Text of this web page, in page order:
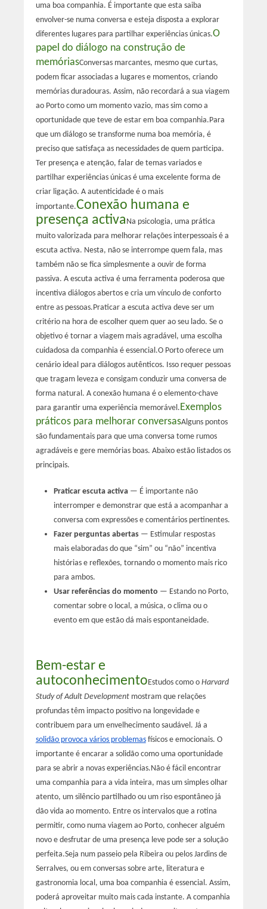
uma boa companhia. É importante que esta saiba
envolver-se numa conversa e esteja disposta a explorar
diferentes lugares para partilhar experiências únicas.O
papel do diálogo na construção de
memóriasConversas marcantes, mesmo que curtas,
podem ficar associadas a lugares e momentos, criando
memórias duradouras. Assim, não recordará a sua viagem
ao Porto como um momento vazio, mas sim como a
oportunidade que teve de estar em boa companhia. Para
que um diálogo se transforme numa boa memória, é
preciso que satisfaça as necessidades de quem participa.
Ter presença e atenção, falar de temas variados e
partilhar experiências únicas é uma excelente forma de
criar ligação. A autenticidade é o mais
importante.Conexão humana e
presença activa Na psicologia, uma prática
muito valorizada para melhorar relações interpessoais é a
escuta activa. Nesta, não se interrompe quem fala, mas
também não se fica simplesmente a ouvir de forma
passiva. A escuta activa é uma ferramenta poderosa que
incentiva diálogos abertos e cria um vínculo de conforto
entre as pessoas. Praticar a escuta activa deve ser um
critério na hora de escolher quem quer ao seu lado. Se o
objetivo é tornar a viagem mais agradável, uma escolha
cuidadosa da companhia é essencial.O Porto oferece um
cenário ideal para diálogos autênticos. Isso requer pessoas
que tragam leveza e consigam conduzir uma conversa de
forma natural. A conexão humana é o elemento-chave
para garantir uma experiência memorável.Exemplos
práticos para melhorar conversasAlguns pontos
são fundamentais para que uma conversa tome rumos
agradáveis e gere memórias boas. Abaixo estão listados os
principais.
Praticar escuta activa— É importante não
interromper e demonstrar que está a acompanhar a
conversa com expressões e comentários pertinentes.
Fazer perguntas abertas— Estimular respostas
mais elaboradas do que “sim” ou “não” incentiva
histórias e reflexões, tornando o momento mais rico
para ambos.
Usar referências do momento — Estando no Porto,
comentar sobre o local, a música, o clima ou o
evento em que estão dá mais espontaneidade.
Bem-estar e
autoconhecimento Estudos como o Harvard
Study of Adult Developmentmostram que relações
profundas têm impacto positivo na longevidade e
contribuem para um envelhecimento saudável. Já a
solidão provoca vários problemasfísicos e emocionais. O
importante é encarar a solidão como uma oportunidade
para se abrir a novas experiências. Não é fácil encontrar
uma companhia para a vida inteira, mas um simples olhar
atento, um silêncio partilhado ou um riso espontâneo já
dão vida ao momento. Entre os intervalos que a rotina
permitir, como numa viagem ao Porto, conhecer alguém
novo e desfrutar de uma presença leve pode ser a solução
perfeita.Seja num passeio pela Ribeira ou pelos Jardins de
Serralves, ou em conversas sobre arte, literatura e
gastronomia local, uma boa companhia é essencial. Assim,
poderá aproveitar muito mais cada instante. A companhia